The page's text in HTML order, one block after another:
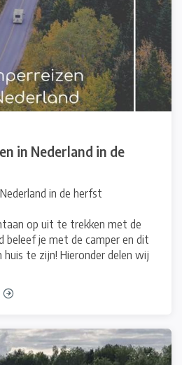
in Nederland in de
in de herfst
op uit te trekken met de
beleef je met de camper en dit
te zijn! Hieronder delen wij